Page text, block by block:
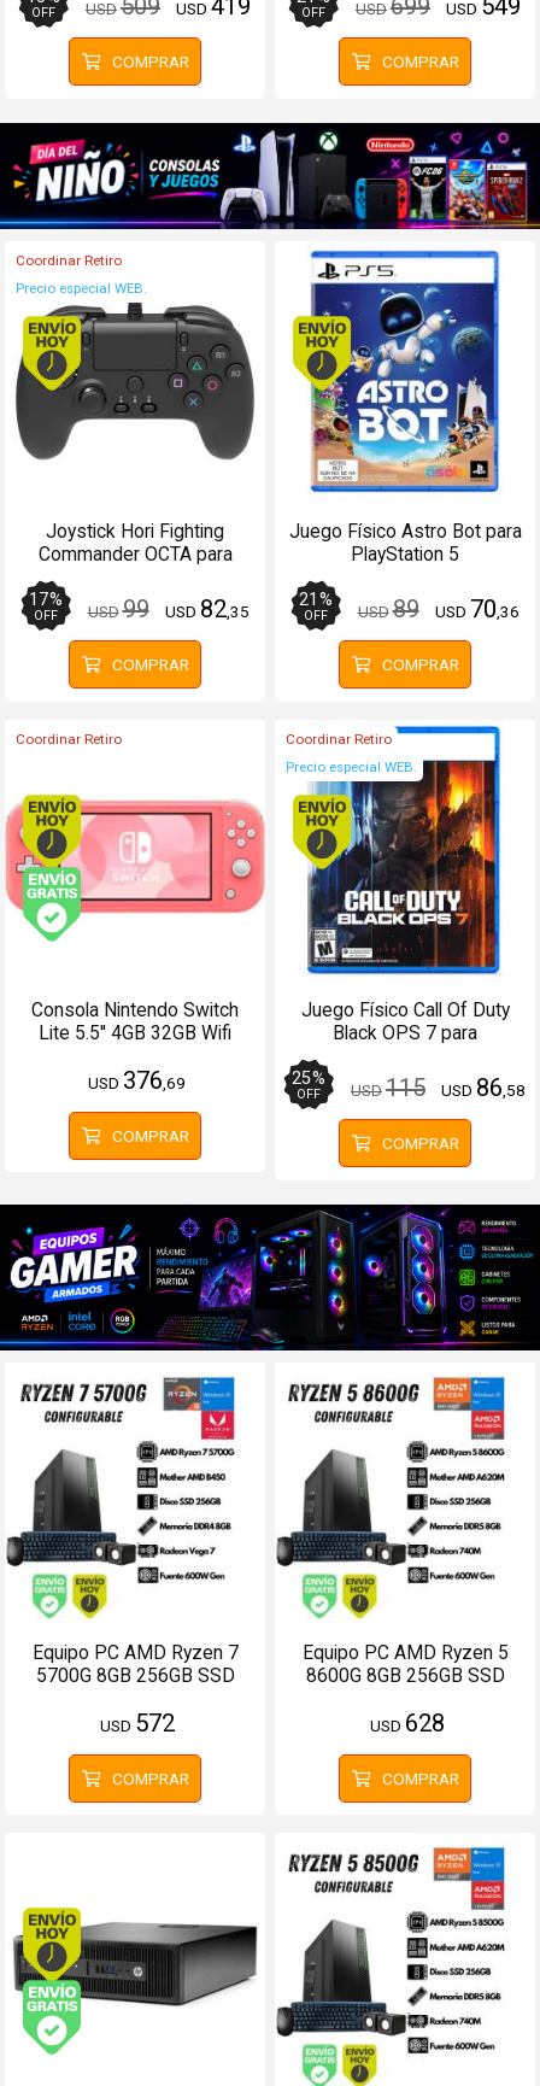
OFF USD509 USD 419
COMPRAR
OFF USD699 USD 549
COMPRAR
Coordinar Retiro
Precio especial WEB.
Envío hoy. Comprando antes de 13Hs.
Joystick Hori Fighting
Commander OCTA para
PS5PS4PC Cableado
17%
OFF USD99 USD 82,35
COMPRAR
Envío hoy.
Juego Físico Astro Bot para
PlayStation 5
21 %
OFF USD89 USD 70,36
COMPRAR
Coordinar Retiro
Envío hoy. Comprando antes de 13Hs.
Envío gratis (Ver Envíos y Pagos)
Consola Nintendo Switch
Lite 5.5'' 4GB 32GB Wifi
USD 376 ,69
COMPRAR
Coordinar Retiro
Precio especial WEB.
Envío hoy.
Juego Físico Call Of Duty
Black OPS 7 para
25%
OFF USD115 USD 86,58
COMPRAR
Equipo PC AMD Ryzen 7
5700G 8GB 256GB SSD
USD 572
COMPRAR
Equipo PC AMD Ryzen 5
8600G 8GB 256GB SSD
USD 628
COMPRAR
Envío gratis (Ver Envíos y Pagos)